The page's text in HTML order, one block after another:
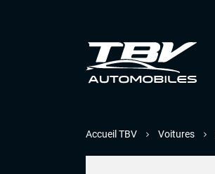
Accueil TBV Voitures